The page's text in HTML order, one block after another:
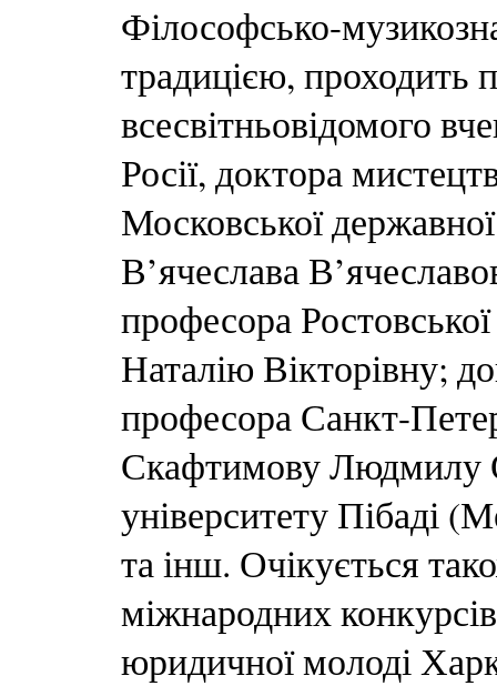
Філософсько-
традицією, проходить
всесвітньовідомого
Росії, доктора
Московської
В’ячеслава
професора
Наталію Вікторівну;
професора Санкт-
Скафтимову Людмилу
університету Пібаді
та інш. Очікується
міжнародних
юридичної молоді